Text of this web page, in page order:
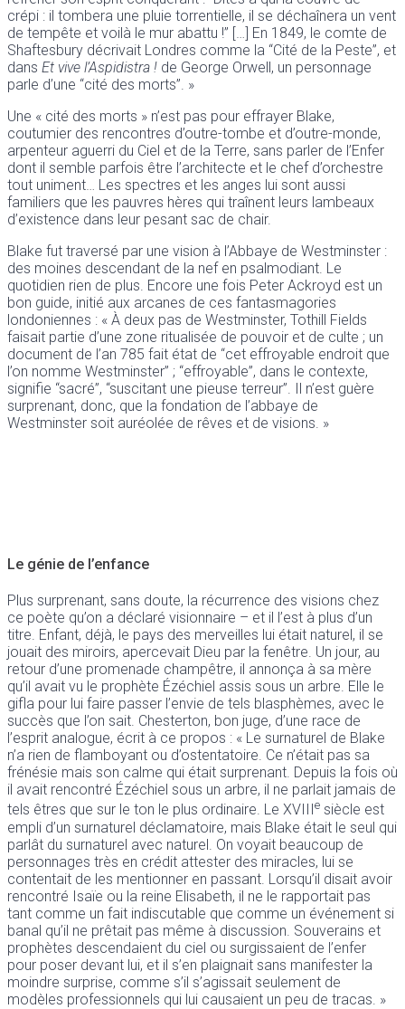
crépi : il tombera une pluie torrentielle, il se déchaînera un vent
de tempête et voilà le mur abattu !” […] En 1849, le comte de
Shaftesbury décrivait Londres comme la “Cité de la Peste”, et
dans Et vive l’Aspidistra ! de George Orwell, un personnage
parle d’une “cité des morts”. »
Une « cité des morts » n’est pas pour effrayer Blake,
coutumier des rencontres d’outre-tombe et d’outre-monde,
arpenteur aguerri du Ciel et de la Terre, sans parler de l’Enfer
dont il semble parfois être l’architecte et le chef d’orchestre
tout uniment… Les spectres et les anges lui sont aussi
familiers que les pauvres hères qui traînent leurs lambeaux
d’existence dans leur pesant sac de chair.
Blake fut traversé par une vision à l’Abbaye de Westminster :
des moines descendant de la nef en psalmodiant. Le
quotidien rien de plus. Encore une fois Peter Ackroyd est un
bon guide, initié aux arcanes de ces fantasmagories
londoniennes : « À deux pas de Westminster, Tothill Fields
faisait partie d’une zone ritualisée de pouvoir et de culte ; un
document de l’an 785 fait état de “cet effroyable endroit que
l’on nomme Westminster” ; “effroyable”, dans le contexte,
signifie “sacré”, “suscitant une pieuse terreur”. Il n’est guère
surprenant, donc, que la fondation de l’abbaye de
Westminster soit auréolée de rêves et de visions. »
Le génie de l’enfance
Plus surprenant, sans doute, la récurrence des visions chez
ce poète qu’on a déclaré visionnaire – et il l’est à plus d’un
titre. Enfant, déjà, le pays des merveilles lui était naturel, il se
jouait des miroirs, apercevait Dieu par la fenêtre. Un jour, au
retour d’une promenade champêtre, il annonça à sa mère
qu’il avait vu le prophète Ézéchiel assis sous un arbre. Elle le
gifla pour lui faire passer l’envie de tels blasphèmes, avec le
succès que l’on sait. Chesterton, bon juge, d’une race de
l’esprit analogue, écrit à ce propos : « Le surnaturel de Blake
n’a rien de flamboyant ou d’ostentatoire. Ce n’était pas sa
frénésie mais son calme qui était surprenant. Depuis la fois où
il avait rencontré Ézéchiel sous un arbre, il ne parlait jamais de
tels êtres que sur le ton le plus ordinaire. Le XVIII
e siècle est
empli d’un surnaturel déclamatoire, mais Blake était le seul qui
parlât du surnaturel avec naturel. On voyait beaucoup de
personnages très en crédit attester des miracles, lui se
contentait de les mentionner en passant. Lorsqu’il disait avoir
rencontré Isaïe ou la reine Elisabeth, il ne le rapportait pas
tant comme un fait indiscutable que comme un événement si
banal qu’il ne prêtait pas même à discussion. Souverains et
prophètes descendaient du ciel ou surgissaient de l’enfer
pour poser devant lui, et il s’en plaignait sans manifester la
moindre surprise, comme s’il s’agissait seulement de
modèles professionnels qui lui causaient un peu de tracas. »